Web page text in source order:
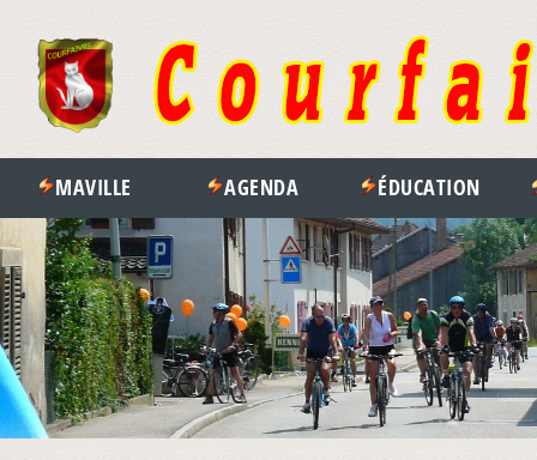
MAVILLE AGENDA ÉDUCATION